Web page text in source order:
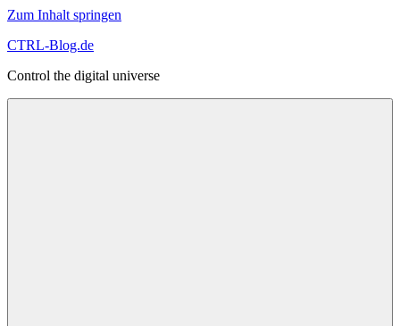
Zum Inhalt springen
CTRL-Blog.de
Control the digital universe